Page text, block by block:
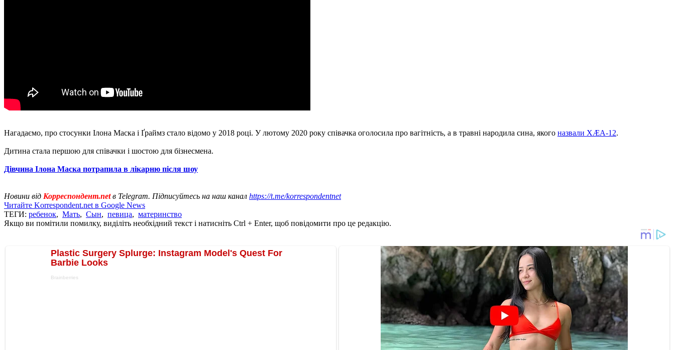
Нагадаємо, про стосунки Ілона Маска і Ґраймз стало відомо у 2018 році. У лютому 2020 року співачка оголосила про вагітність, а в травні народила сина, якого назвали XÆA-12.
Дитина стала першою для співачки і шостою для бізнесмена.
Дівчина Ілона Маска потрапила в лікарню після шоу
Новини від Корреспондент.netв Telegram. Підписуйтесь на наш канал https://t.me/korrespondentnet
Читайте Korrespondent.net в Google News
ТЕГИ: ребенок, Мать, Сын, певица, материнство
Якщо ви помітили помилку, виділіть необхідний текст і натисніть Ctrl + Enter, щоб повідомити про це редакцію.